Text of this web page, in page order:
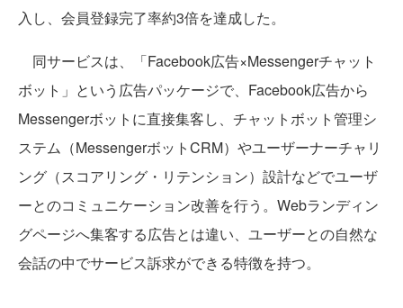
入し、会員登録完了率約3倍を達成した。
同サービスは、「Facebook広告×Messengerチャット
ボット」という広告パッケージで、Facebook広告から
Messengerボットに直接集客し、チャットボット管理シ
ステム（MessengerボットCRM）やユーザーナーチャリ
ング（スコアリング・リテンション）設計などでユーザ
ーとのコミュニケーション改善を行う。Webランディン
グページへ集客する広告とは違い、ユーザーとの自然な
会話の中でサービス訴求ができる特徴を持つ。